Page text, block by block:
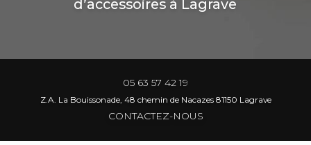
d’accessoires à Lagrave
05 63 57 42 19
Z.A. La Bouissonade, 48 chemin de Nacazes 81150 Lagrave
CONTACTEZ-NOUS